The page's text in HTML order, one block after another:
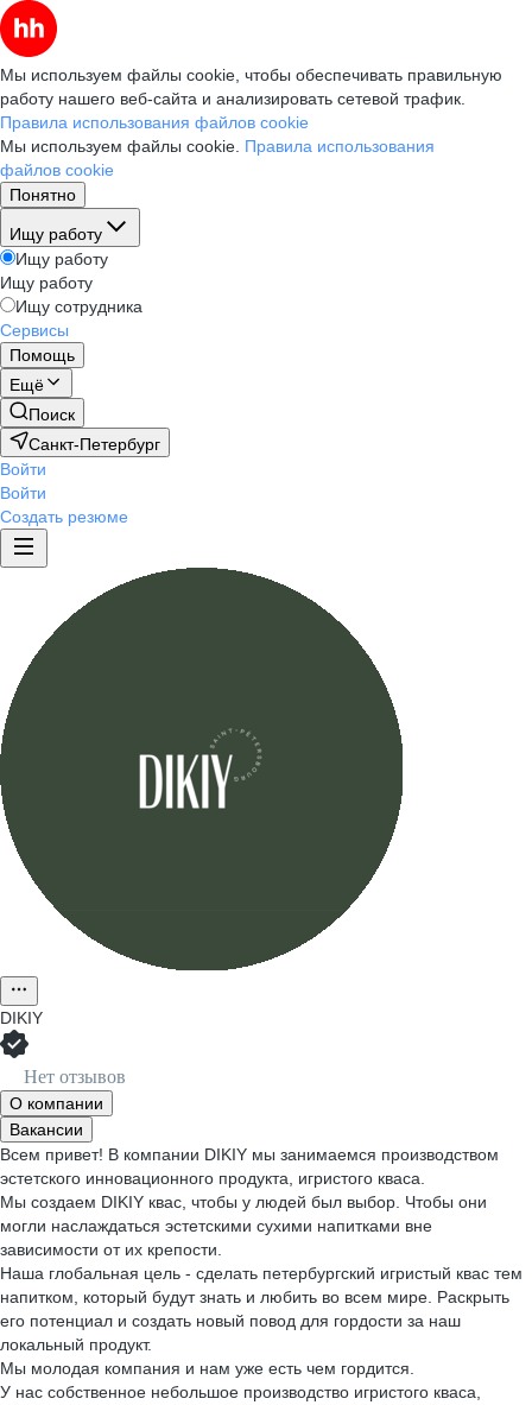
Мы используем файлы cookie, чтобы обеспечивать правильную
работу нашего веб-сайта и анализировать сетевой трафик.
Правила использования файлов cookie
Мы используем файлы cookie. Правила использования
файлов cookie
Понятно
Ищу работу
Ищу работу
Ищу работу
Ищу сотрудника
Сервисы
Помощь
Ещё
Поиск
Санкт-Петербург
Войти
Войти
Создать резюме
DIKIY
Нет отзывов
О компании
Вакансии
Всем привет! В компании DIKIY мы занимаемся производством
эстетского инновационного продукта, игристого кваса.
Мы создаем DIKIY квас, чтобы у людей был выбор. Чтобы они
могли наслаждаться эстетскими сухими напитками вне
зависимости от их крепости.
Наша глобальная цель - сделать петербургский игристый квас тем
напитком, который будут знать и любить во всем мире. Раскрыть
его потенциал и создать новый повод для гордости за наш
локальный продукт.
Мы молодая компания и нам уже есть чем гордится.
У нас собственное небольшое производство игристого кваса,